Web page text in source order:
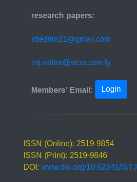
research papers:
stjeditor21@gmail.com
istj.editor@stcrs.com.ly
Members' Email:
Login
ISSN (Online): 2519-9854
ISSN (Print): 2519-9846
DOI:www.doi.org/10.62341/ISTJ